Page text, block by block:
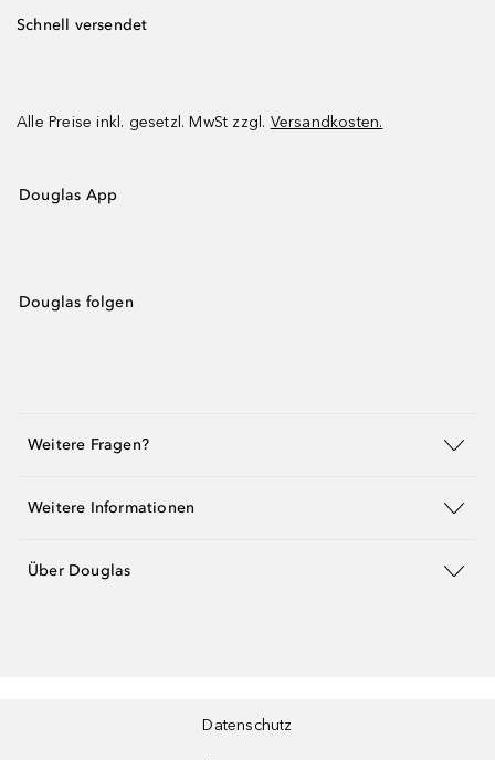
Schnell versendet
Alle Preise inkl. gesetzl. MwSt zzgl. Versandkosten.
Douglas App
Douglas folgen
Weitere Fragen?
Weitere Informationen
Über Douglas
Datenschutz